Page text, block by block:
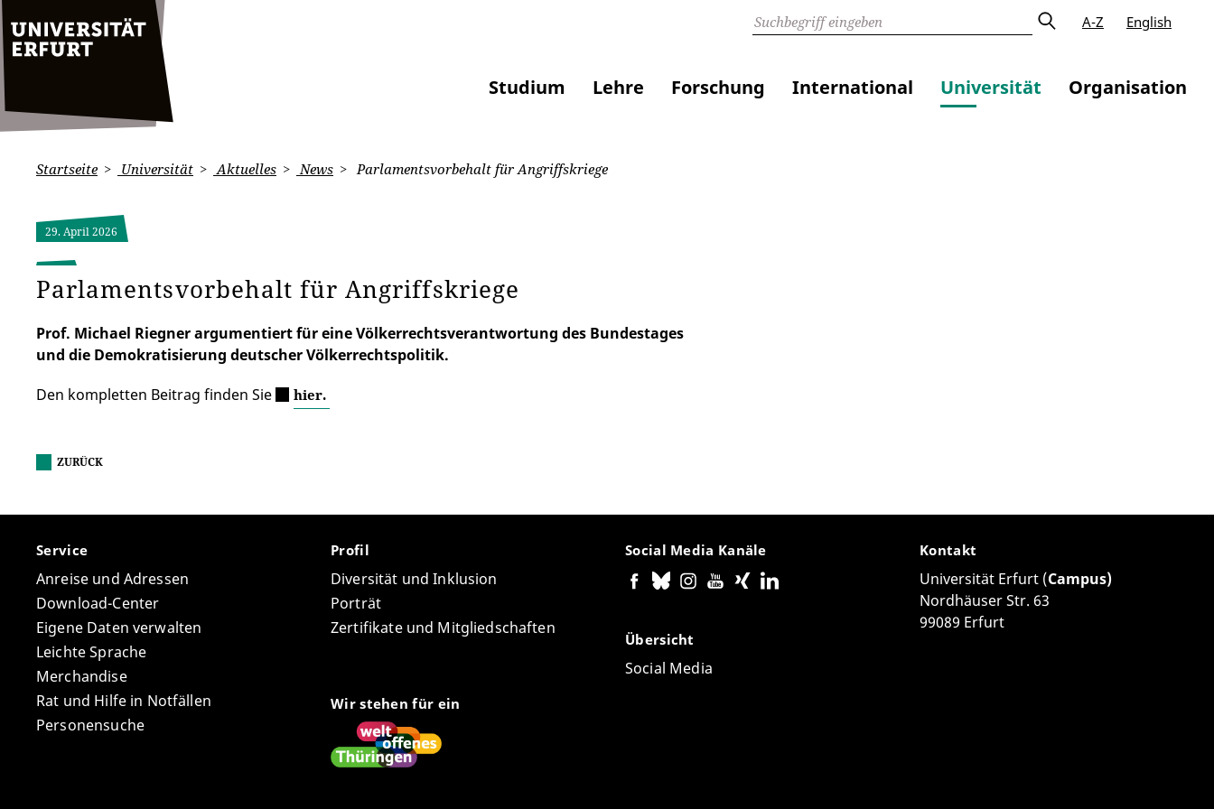
A-Z English
Studium Lehre Forschung International Universität Organisation
Startseite Universität Aktuelles News Parlamentsvorbehalt für Angriffskriege
29. April 2026
Parlamentsvorbehalt für Angriffskriege
Prof. Michael Riegner argumentiert für eine Völkerrechtsverantwortung des Bundestages
und die Demokratisierung deutscher Völkerrechtspolitik.
Den kompletten Beitrag finden Sie
hier.
ZURÜCK
Service
Anreise und Adressen
Download-Center
Eigene Daten verwalten
Leichte Sprache
Merchandise
Rat und Hilfe in Notfällen
Personensuche
Profil
Diversität und Inklusion
Porträt
Zertifikate und Mitgliedschaften
Wir stehen für ein
Social Media Kanäle
Übersicht
Social Media
Kontakt
Universität Erfurt (Campus)
Nordhäuser Str. 63
99089 Erfurt